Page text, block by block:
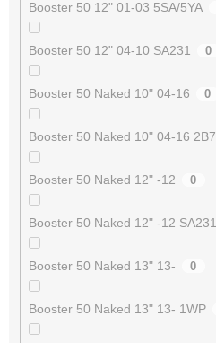
Booster 50 12" 01-03 5SA/5YA
Booster 50 12" 04-10 SA231 0
Booster 50 Naked 10" 04-16 0
Booster 50 Naked 10" 04-16 2B7
Booster 50 Naked 12" -12 0
Booster 50 Naked 12" -12 SA231
Booster 50 Naked 13" 13- 0
Booster 50 Naked 13" 13- 1WP